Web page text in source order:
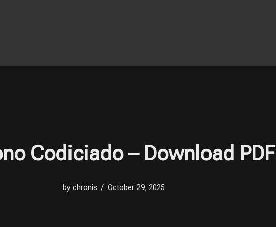
Codiciado – Download PDF
by chronis October 29, 2025